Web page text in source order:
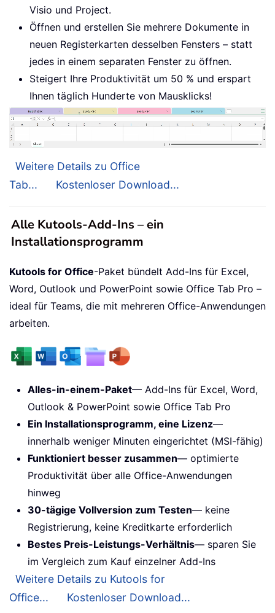
Visio und Project.
Öffnen und erstellen Sie mehrere Dokumente in
neuen Registerkarten desselben Fensters – statt
jedes in einem separaten Fenster zu öffnen.
Steigert Ihre Produktivität um 50 % und erspart
Ihnen täglich Hunderte von Mausklicks!
Weitere Details zu Office
Tab...
Kostenloser Download...
Alle Kutools-Add-Ins – ein
Installationsprogramm
Kutools for Office-Paket bündelt Add-Ins für Excel,
Word, Outlook und PowerPoint sowie Office Tab Pro –
ideal für Teams, die mit mehreren Office-Anwendungen
arbeiten.
Alles-in-einem-Paket— Add-Ins für Excel, Word,
Outlook & PowerPoint sowie Office Tab Pro
Ein Installationsprogramm, eine Lizenz—
innerhalb weniger Minuten eingerichtet (MSI-fähig)
Funktioniert besser zusammen— optimierte
Produktivität über alle Office-Anwendungen
hinweg
30-tägige Vollversion zum Testen— keine
Registrierung, keine Kreditkarte erforderlich
Bestes Preis-Leistungs-Verhältnis— sparen Sie
im Vergleich zum Kauf einzelner Add-Ins
Weitere Details zu Kutools for
Office...
Kostenloser Download...